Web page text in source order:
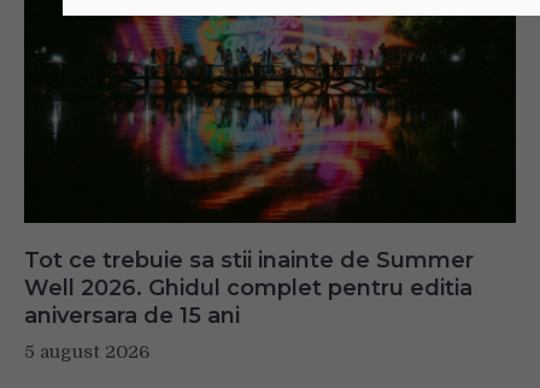
Tot ce trebuie sa stii inainte de Summer
Well 2026. Ghidul complet pentru editia
aniversara de 15 ani
5 august 2026